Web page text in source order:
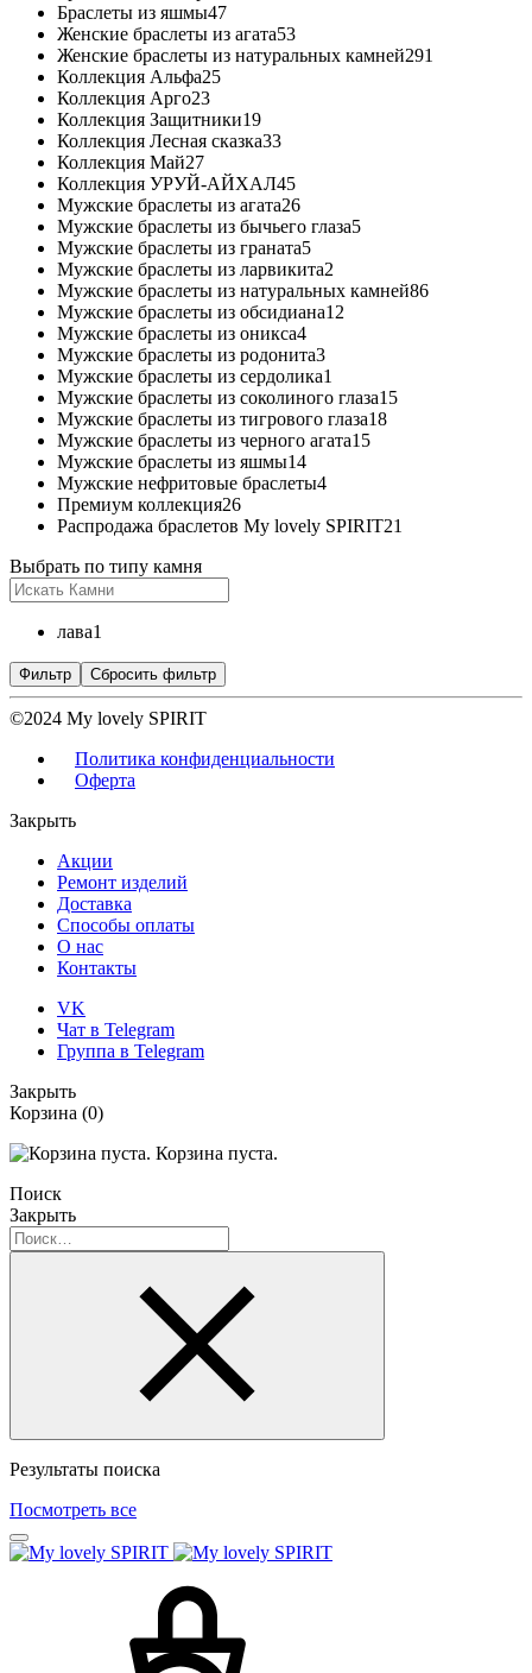
Браслеты из яшмы47
Женские браслеты из агата53
Женские браслеты из натуральных камней291
Коллекция Альфа25
Коллекция Арго23
Коллекция Защитники19
Коллекция Лесная сказка33
Коллекция Май27
Коллекция УРУЙ-АЙХАЛ45
Мужские браслеты из агата26
Мужские браслеты из бычьего глаза5
Мужские браслеты из граната5
Мужские браслеты из ларвикита2
Мужские браслеты из натуральных камней86
Мужские браслеты из обсидиана12
Мужские браслеты из оникса4
Мужские браслеты из родонита3
Мужские браслеты из сердолика1
Мужские браслеты из соколиного глаза15
Мужские браслеты из тигрового глаза18
Мужские браслеты из черного агата15
Мужские браслеты из яшмы14
Мужские нефритовые браслеты4
Премиум коллекция26
Распродажа браслетов My lovely SPIRIT21
Выбрать по типу камня
лава1
Фильтр Сбросить фильтр
©2024 My lovely SPIRIT
Политика конфиденциальности
Оферта
Закрыть
Акции
Ремонт изделий
Доставка
Способы оплаты
О нас
Контакты
VK
Чат в Telegram
Группа в Telegram
Закрыть
Корзина (0)
Корзина пуста.
Поиск
Закрыть
Результаты поиска
Посмотреть все